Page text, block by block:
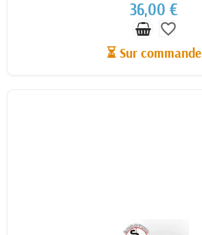
36,00 €
favorite_border
⏳ Sur commande